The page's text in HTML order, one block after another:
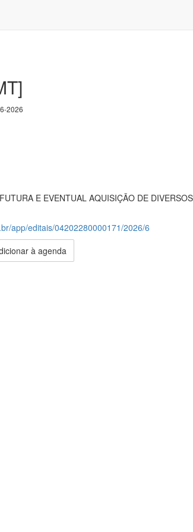
2026
E EVENTUAL AQUISIÇÃO DE
app/editais/04202280000171/2026/6
à agenda